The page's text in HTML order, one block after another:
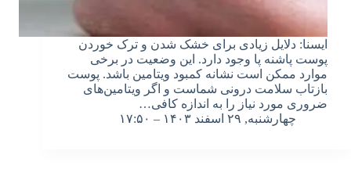
ایسنا: دلایل زیادی برای خشک شدن و ترک خوردن
پوست پاشنه پا وجود دارد. این وضعیت در برخی
موارد ممکن است نشانه کمبود ویتامین باشد. پوست
بازتاب سلامت درونی شماست و اگر ویتامین‌های
ضروری مورد نیاز را به اندازه کافی…
چهارشنبه, ۲۹ اسفند ۱۴۰۳ – ۱۷:۵۰